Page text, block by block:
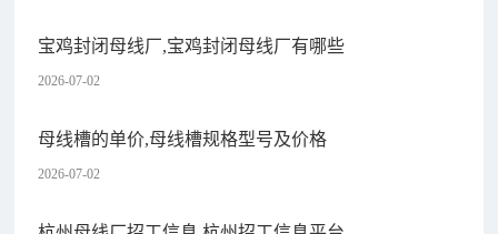
宝鸡封闭母线厂,宝鸡封闭母线厂有哪些
2026-07-02
母线槽的单价,母线槽规格型号及价格
2026-07-02